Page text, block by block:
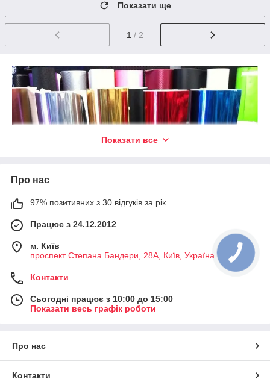
Показати ще
1 / 2
Плівка хром, плівка хром купити, плівка хром на авто, плівка
хром ціна, плівка під хром, вінілова плівка хром, дзеркальні
плівки хром, автохром, хром ціна, купити хром, плівка під
хром купити, плівка під хром для авто, хром плівка кольору,
хромована плівка, плівка вініл хром.
Показати все
Про нас
97% позитивних з 30 відгуків за рік
Працює з 24.12.2012
м. Київ
проспект Степана Бандери, 28А, Київ, Україна
Контакти
Сьогодні працює з 10:00 до 15:00
Показати весь графік роботи
Про нас
Контакти